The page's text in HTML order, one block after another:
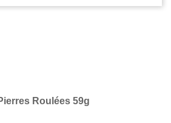
Roulées 59g